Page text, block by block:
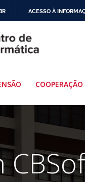
ACESSO À